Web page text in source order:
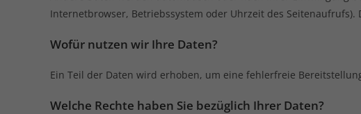
Internetbrowser, Betriebssystem oder Uhrzeit des
Wofür nutzen wir Ihre Daten?
Ein Teil der Daten wird erhoben, um eine fehlerfreie
Welche Rechte haben Sie bezüglich Ihrer Daten?